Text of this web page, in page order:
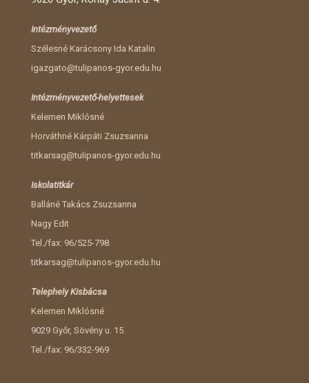
Intézményvezető
Szélesné Karácsony Ida Katalin
igazgato@tulipanos-gyor.edu.hu
Intézményvezető-helyettesek
Kelemen Miklósné
Horváthné Kárpáti Zsuzsanna
titkarsag@tulipanos-gyor.edu.hu
Iskolatitkár
Balláné Takács Zsuzsanna
Nagy Edit
Tel./fax: 96/525-798
titkarsag@tulipanos-gyor.edu.hu
Telephely Kisbácsa
Kelemen Miklósné
9029 Győr, Sövény u. 15.
Tel./fax: 96/332-969